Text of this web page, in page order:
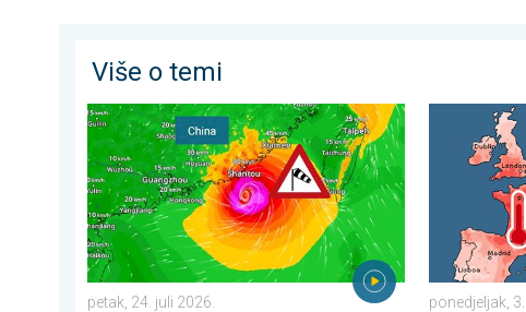
Više o temi
Upozorenje na tajfun za Kinu. Do 500 litara kiše. . . petak,
petak, 24. juli 2026.
Oštri
ponedjeljak,